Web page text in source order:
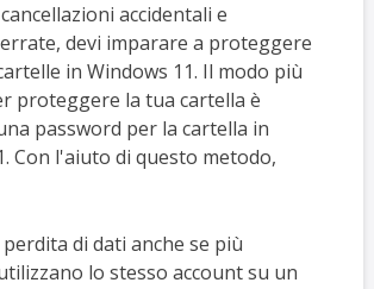
accidentali e
devi imparare a proteggere
in Windows 11. Il modo più
proteggere la tua cartella è
password per la cartella in
Con l'aiuto di questo metodo,
di dati anche se più
lo stesso account su un